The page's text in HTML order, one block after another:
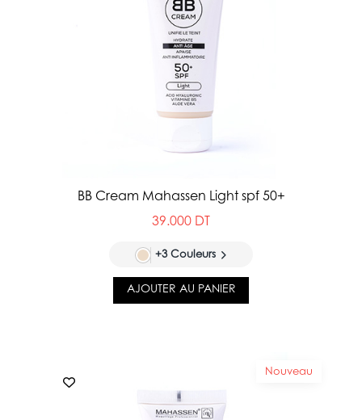
BB Cream Mahassen Light spf 50+
39.000 DT
+3 Couleurs
AJOUTER AU PANIER
Nouveau